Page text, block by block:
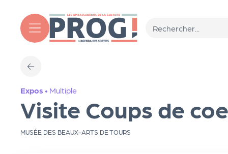
Expos • Multiple
Visite Coups de
MUSÉE DES BEAUX-ARTS DE TOURS
T
o
ut